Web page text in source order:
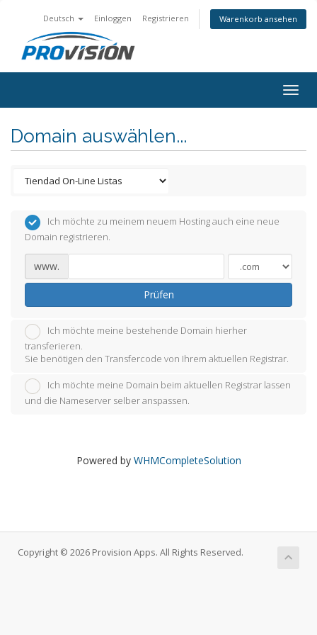
Deutsch Einloggen Registrieren Warenkorb ansehen
Domain auswählen...
Ich möchte zu meinem neuem Hosting auch eine neue
Domain registrieren.
www.
Prüfen
Ich möchte meine bestehende Domain hierher
transferieren.
Sie benötigen den Transfercode von Ihrem aktuellen Registrar.
Ich möchte meine Domain beim aktuellen Registrar lassen
und die Nameserver selber anspassen.
Powered by WHMCompleteSolution
Copyright © 2026 Provision Apps. All Rights Reserved.